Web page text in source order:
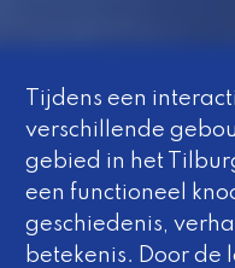
Tijdens een
verschillende
gebied in het
een functioneel
geschiedenis,
betekenis. Door de